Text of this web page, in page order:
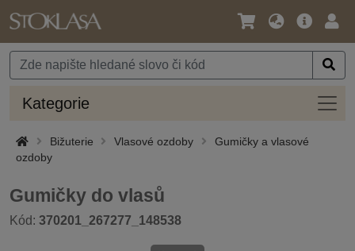
Jazyk
Měna
Hlavní
Kategorie
Bižuterie Vlasové ozdoby
Gumičky a vlasové
ozdoby
Gumičky do vlasů
Kód: 370201_267277_148538